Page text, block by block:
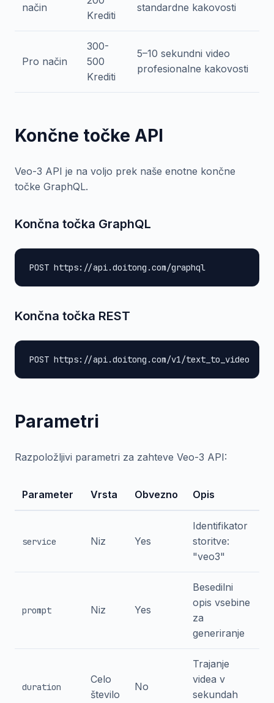
način
Krediti
standardne kakovosti
Pro način
300-
500
Krediti
5–10 sekundni video
profesionalne kakovosti
Končne točke API
Veo-3 API je na voljo prek naše enotne končne
točke GraphQL.
Končna točka GraphQL
POST https://api.doitong.com/graphql
Končna točka REST
POST https://api.doitong.com/v1/text_to_video
Parametri
Razpoložljivi parametri za zahteve Veo-3 API:
Parameter Vrsta Obvezno Opis
service Niz Yes
Identifikator
storitve:
"veo3"
prompt Niz Yes
Besedilni
opis vsebine
za
generiranje
duration
Celo
število
No
Trajanje
videa v
sekundah